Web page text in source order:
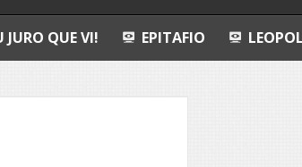
EPITAFIO LEOPOLDO E O